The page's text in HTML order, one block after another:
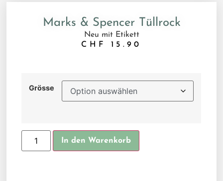
Marks & Spencer Tüllrock
Neu mit Etikett
CHF
15.90
Grösse
In den Warenkorb